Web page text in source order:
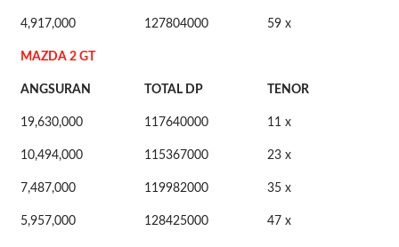
4,917,000 127804000 59 x
MAZDA 2 GT
ANGSURAN TOTAL DP TENOR
19,630,000 117640000 11 x
10,494,000 115367000 23 x
7,487,000 119982000 35 x
5,957,000 128425000 47 x